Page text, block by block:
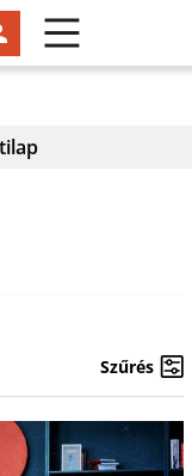
Szűrés